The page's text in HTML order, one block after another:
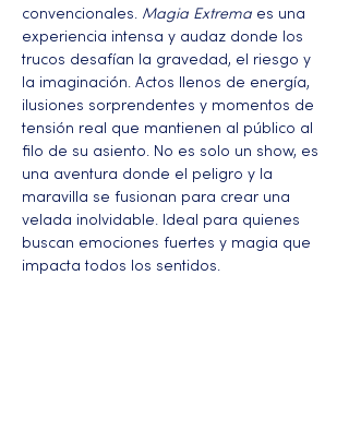
convencionales. Magia Extrema es una
experiencia intensa y audaz donde los
trucos desafían la gravedad, el riesgo y
la imaginación. Actos llenos de energía,
ilusiones sorprendentes y momentos de
tensión real que mantienen al público al
filo de su asiento. No es solo un show, es
una aventura donde el peligro y la
maravilla se fusionan para crear una
velada inolvidable. Ideal para quienes
buscan emociones fuertes y magia que
impacta todos los sentidos.